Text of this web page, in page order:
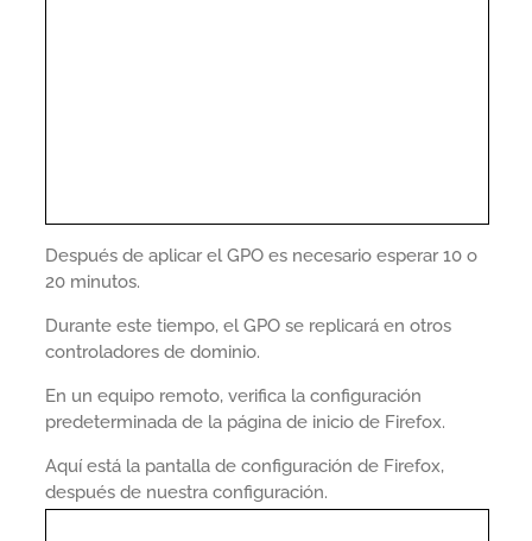
Después de aplicar el GPO es necesario esperar 10 o
20 minutos.
Durante este tiempo, el GPO se replicará en otros
controladores de dominio.
En un equipo remoto, verifica la configuración
predeterminada de la página de inicio de Firefox.
Aquí está la pantalla de configuración de Firefox,
después de nuestra configuración.